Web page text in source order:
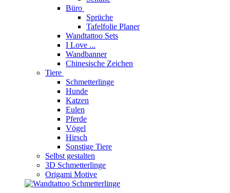
Büro
Sprüche
Tafelfolie Planer
Wandtattoo Sets
I Love ...
Wandbanner
Chinesische Zeichen
Tiere
Schmetterlinge
Hunde
Katzen
Eulen
Pferde
Vögel
Hirsch
Sonstige Tiere
Selbst gestalten
3D Schmetterlinge
Origami Motive